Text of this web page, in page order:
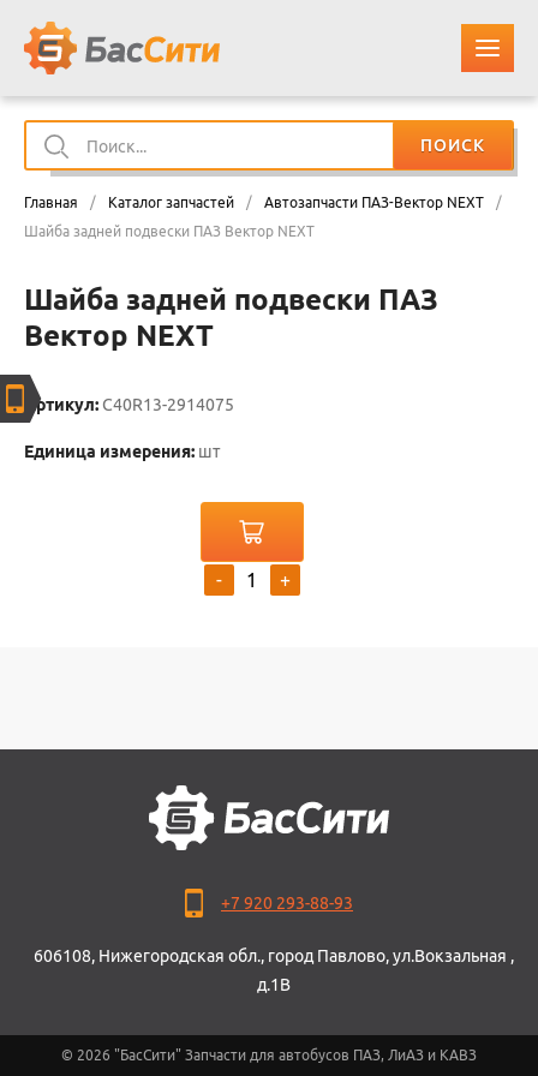
ПОИСК
Главная / Каталог запчастей / Автозапчасти ПАЗ-Вектор NEXT
/
Шайба задней подвески ПАЗ Вектор NEXT
Шайба задней подвески ПАЗ
Вектор NEXT
Артикул: C40R13-2914075
Единица измерения: шт
- +
+7 920 293-88-93
606108, Нижегородская обл., город Павлово, ул.Вокзальная ,
д.1В
© 2026 "БасСити" Запчасти для автобусов ПАЗ, ЛиАЗ и КАВЗ
КАТАЛОГ ЗАПЧАСТЕЙ
ОПЛАТА И ДОСТАВКА